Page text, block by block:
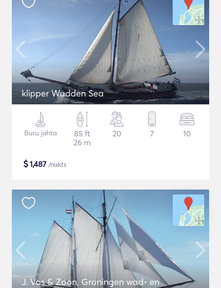
klipper Wadden Sea
Buru jahta
85 ft
26 m
20 7 10
$1,487 /nakts
J. Vos & Zoon, Groningen wad- en